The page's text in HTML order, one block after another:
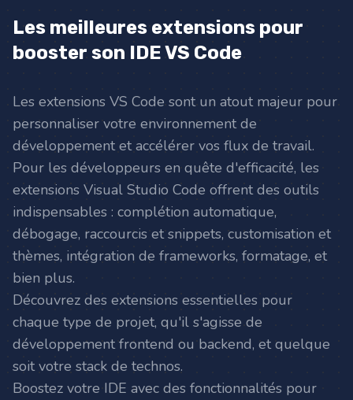
Les meilleures extensions pour
booster son IDE VS Code
Les extensions VS Code sont un atout majeur pour
personnaliser votre environnement de
développement et accélérer vos flux de travail.
Pour les développeurs en quête d'efficacité, les
extensions Visual Studio Code offrent des outils
indispensables : complétion automatique,
débogage, raccourcis et snippets, customisation et
thèmes, intégration de frameworks, formatage, et
bien plus.
Découvrez des extensions essentielles pour
chaque type de projet, qu'il s'agisse de
développement frontend ou backend, et quelque
soit votre stack de technos.
Boostez votre IDE avec des fonctionnalités pour